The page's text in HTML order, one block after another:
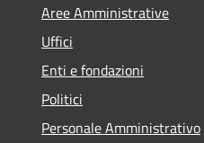
Aree Amministrative
Uffici
Enti e fondazioni
Politici
Personale Amministrativo